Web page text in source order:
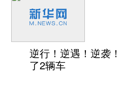
逆行！逆遇！逆袭
了2辆车